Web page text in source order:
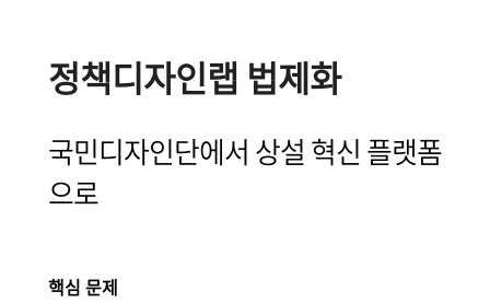
정책디자인랩 법제화
국민디자인단에서 상설 혁신 플랫폼
으로
핵심 문제